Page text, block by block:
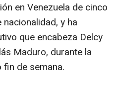
en Venezuela de cinco
y ha
que encabeza Delcy
Maduro, durante la
de semana.